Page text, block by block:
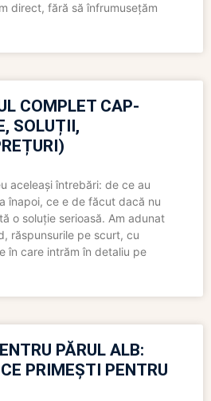
direct, fără să înfrumusețăm
COMPLET CAP-
SOLUȚII,
aceleași întrebări: de ce au
înapoi, ce e de făcut dacă nu
o soluție serioasă. Am adunat
răspunsurile pe scurt, cu
în care intrăm în detaliu pe
PĂRUL ALB:
PRIMEȘTI PENTRU